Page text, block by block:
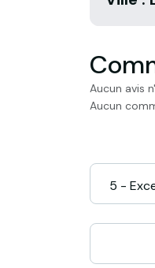
Aucun avis
Aucun